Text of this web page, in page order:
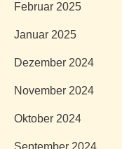
Februar 2025
Januar 2025
Dezember 2024
November 2024
Oktober 2024
September 2024